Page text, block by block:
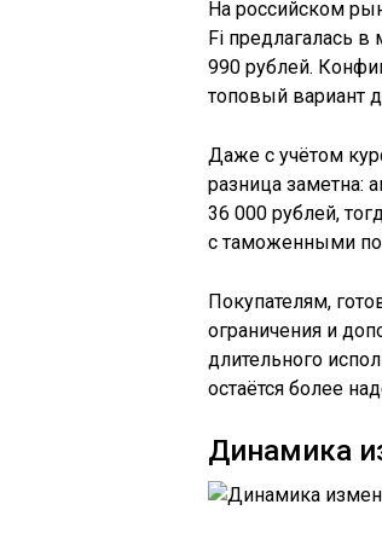
На российском
Fi предлагалась в
990 рублей.
топовый вариант
Даже с учётом
разница заметна:
36 000 рублей,
с таможенными
Покупателям,
ограничения и
длительного
остаётся более
Динамика